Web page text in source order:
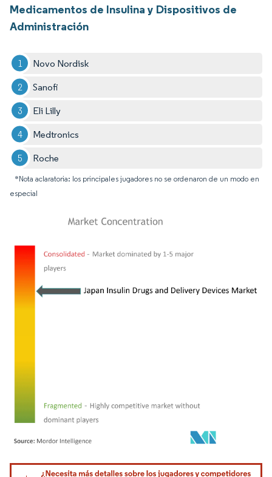
Medicamentos de Insulina y Dispositivos de
Administración
Novo Nordisk
Sanofi
Eli Lilly
Medtronics
Roche
*Nota aclaratoria: los principales jugadores no se ordenaron de un modo en
especial
Imagen © Mordor Intelligence. El uso requiere atribución según CC BY 4.0.